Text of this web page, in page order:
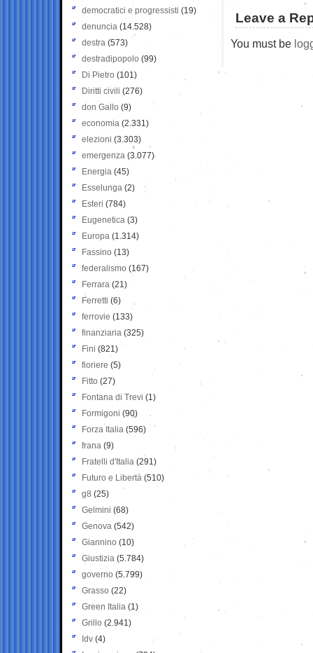
Leave a
You must be
democratici e progressisti (19)
denuncia (14.528)
destra (573)
destradipopolo (99)
Di Pietro (101)
Diritti civili (276)
don Gallo (9)
economia (2.331)
elezioni (3.303)
emergenza (3.077)
Energia (45)
Esselunga (2)
Esteri (784)
Eugenetica (3)
Europa (1.314)
Fassino (13)
federalismo (167)
Ferrara (21)
Ferretti (6)
ferrovie (133)
finanziaria (325)
Fini (821)
fioriere (5)
Fitto (27)
Fontana di Trevi (1)
Formigoni (90)
Forza Italia (596)
frana (9)
Fratelli d'Italia (291)
Futuro e Libertà (510)
g8 (25)
Gelmini (68)
Genova (542)
Giannino (10)
Giustizia (5.784)
governo (5.799)
Grasso (22)
Green Italia (1)
Grillo (2.941)
Idv (4)